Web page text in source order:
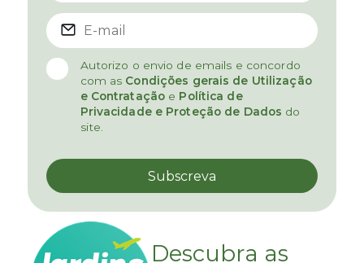
Autorizo o envio de emails e concordo
com as Condições gerais de Utilização
e Contratação e Política de
Privacidade e Proteção de Dados do
site.
Descubra as